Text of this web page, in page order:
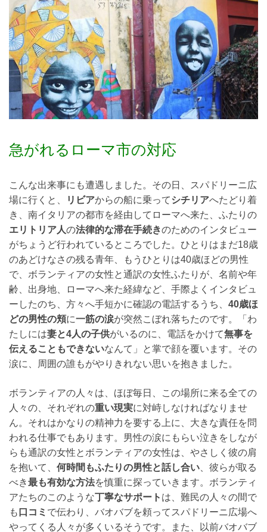
急がれるローマ市の対応
こんな出来事にも遭遇しました。その日、スパドリーニ広
場に行くと、
リビアからの船に乗ってシチリアへたどり着
き、南イタリアの都市を経由してローマへ来た、ふたりの
エリトリア人の法律的な滞在手続きのためのインタビュー
がちょうど行われているところでした。ひとりはまだ18歳
のあどけなさの残る青年、もうひとりは40歳ほどの男性
で、ボランティアの女性と通訳の女性ふたりが、名前や年
齢、出身地、ローマへ来た経緯など、手際よくインタビュ
ーしたのち、方々へ手短かに確認の電話するうち、 40歳ほ
どの男性の頬に一筋の涙が突然こぼれ落ちたのです。「わ
たしには妻と4人の子供がいるのに、電話をかけて無事を
伝えることもできないなんて」と掌で顔を覆います。その
涙に、周囲の誰もがやりきれない思いを抱きました。
ボランティアの人々は、ほぼ毎日、この場所に来る全ての
人々の、それぞれの重い現実に対峙しなければなりませ
ん。それはかなりの精神力を要する上に、大きな責任を問
われる仕事でもあります。男性の涙にもらい泣きをしなが
らも通訳の女性とボランティアの女性は、やさしく彼の肩
を抱いて、 何時間もふたりの男性と話し合い 、彼らが取る
べき最も有効な方法を慎重に探っていきます。ボランティ
アたちのこのような丁寧なサポート は、難民の人々の間で
も 口コミ で伝わり、バオバブを頼ってスパドリーニ広場へ
やってくる人々が多くいるそうです。また、以前バオバブ